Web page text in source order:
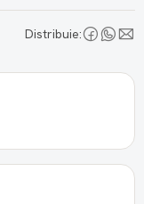
Distribuie: